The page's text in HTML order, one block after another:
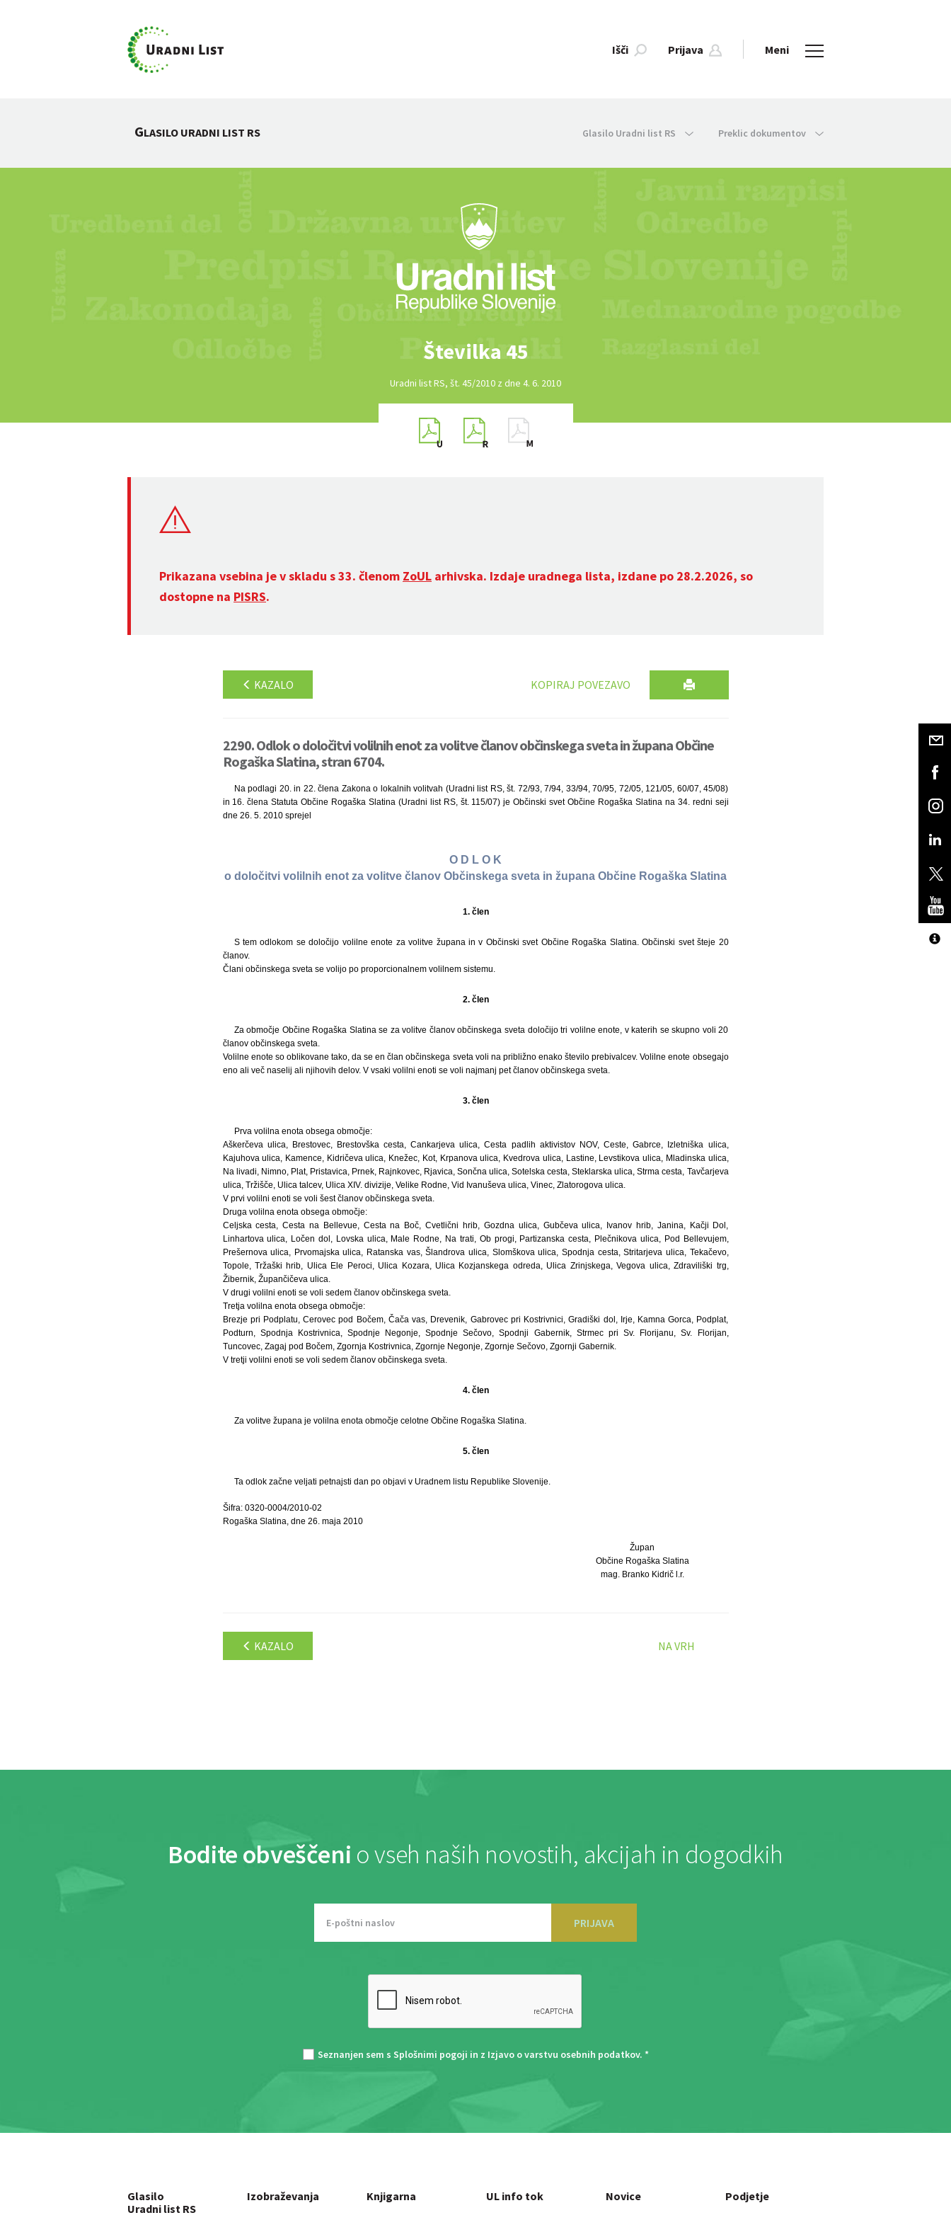
Išči Prijava Meni
GLASILO URADNI LIST RS Glasilo Uradni list RS Preklic dokumentov
Številka 45
Uradni list RS, št. 45/2010 z dne 4. 6. 2010
Prikazana vsebina je v skladu s 33. členom ZoUL arhivska. Izdaje uradnega lista, izdane po 28.2.2026, so
dostopne na PISRS.
KAZALO KOPIRAJ POVEZAVO
2290. Odlok o določitvi volilnih enot za volitve članov občinskega sveta in župana Občine
Rogaška Slatina, stran 6704.
Na podlagi 20. in 22. člena Zakona o lokalnih volitvah (Uradni list RS, št. 72/93, 7/94, 33/94, 70/95, 72/05, 121/05, 60/07, 45/08)
in 16. člena Statuta Občine Rogaška Slatina (Uradni list RS, št. 115/07) je Občinski svet Občine Rogaška Slatina na 34. redni seji
dne 26. 5. 2010 sprejel
O D L O K
o določitvi volilnih enot za volitve članov Občinskega sveta in župana Občine Rogaška Slatina
1. člen
S tem odlokom se določijo volilne enote za volitve župana in v Občinski svet Občine Rogaška Slatina. Občinski svet šteje 20
članov.
Člani občinskega sveta se volijo po proporcionalnem volilnem sistemu.
2. člen
Za območje Občine Rogaška Slatina se za volitve članov občinskega sveta določijo tri volilne enote, v katerih se skupno voli 20
članov občinskega sveta.
Volilne enote so oblikovane tako, da se en član občinskega sveta voli na približno enako število prebivalcev. Volilne enote obsegajo
eno ali več naselij ali njihovih delov. V vsaki volilni enoti se voli najmanj pet članov občinskega sveta.
3. člen
Prva volilna enota obsega območje:
Aškerčeva ulica, Brestovec, Brestovška cesta, Cankarjeva ulica, Cesta padlih aktivistov NOV, Ceste, Gabrce, Izletniška ulica,
Kajuhova ulica, Kamence, Kidričeva ulica, Knežec, Kot, Krpanova ulica, Kvedrova ulica, Lastine, Levstikova ulica, Mladinska ulica,
Na livadi, Nimno, Plat, Pristavica, Prnek, Rajnkovec, Rjavica, Sončna ulica, Sotelska cesta, Steklarska ulica, Strma cesta, Tavčarjeva
ulica, Tržišče, Ulica talcev, Ulica XIV. divizije, Velike Rodne, Vid Ivanuševa ulica, Vinec, Zlatorogova ulica.
V prvi volilni enoti se voli šest članov občinskega sveta.
Druga volilna enota obsega območje:
Celjska cesta, Cesta na Bellevue, Cesta na Boč, Cvetlični hrib, Gozdna ulica, Gubčeva ulica, Ivanov hrib, Janina, Kačji Dol,
Linhartova ulica, Ločen dol, Lovska ulica, Male Rodne, Na trati, Ob progi, Partizanska cesta, Plečnikova ulica, Pod Bellevujem,
Prešernova ulica, Prvomajska ulica, Ratanska vas, Šlandrova ulica, Slomškova ulica, Spodnja cesta, Stritarjeva ulica, Tekačevo,
Topole, Tržaški hrib, Ulica Ele Peroci, Ulica Kozara, Ulica Kozjanskega odreda, Ulica Zrinjskega, Vegova ulica, Zdraviliški trg,
Žibernik, Župančičeva ulica.
V drugi volilni enoti se voli sedem članov občinskega sveta.
Tretja volilna enota obsega območje:
Brezje pri Podplatu, Cerovec pod Bočem, Čača vas, Drevenik, Gabrovec pri Kostrivnici, Gradiški dol, Irje, Kamna Gorca, Podplat,
Podturn, Spodnja Kostrivnica, Spodnje Negonje, Spodnje Sečovo, Spodnji Gabernik, Strmec pri Sv. Florijanu, Sv. Florijan,
Tuncovec, Zagaj pod Bočem, Zgornja Kostrivnica, Zgornje Negonje, Zgornje Sečovo, Zgornji Gabernik.
V tretji volilni enoti se voli sedem članov občinskega sveta.
4. člen
Za volitve župana je volilna enota območje celotne Občine Rogaška Slatina.
5. člen
Ta odlok začne veljati petnajsti dan po objavi v Uradnem listu Republike Slovenije.
Šifra: 0320-0004/2010-02
Rogaška Slatina, dne 26. maja 2010
Župan
Občine Rogaška Slatina
mag. Branko Kidrič l.r.
KAZALO NA VRH
Bodite obveščeni o vseh naših novostih, akcijah in dogodkih
PRIJAVA
Seznanjen sem s Splošnimi pogoji in z Izjavo o varstvu osebnih podatkov. *
Glasilo
Uradni list RS
Izobraževanja Knjigarna UL info tok Novice Podjetje